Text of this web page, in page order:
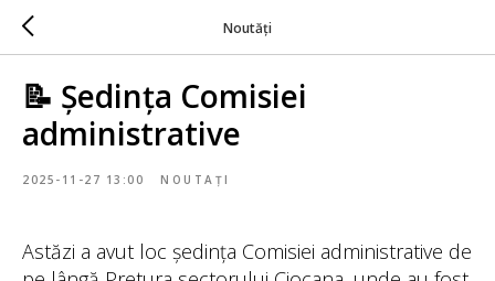
Noutăți
📝 Ședința Comisiei
administrative
2025-11-27 13:00 NOUTAȚI
Astăzi a avut loc ședința Comisiei administrative de